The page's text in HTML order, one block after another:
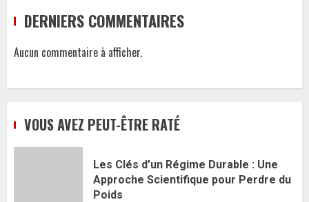
DERNIERS COMMENTAIRES
Aucun commentaire à afficher.
VOUS AVEZ PEUT-ÊTRE RATÉ
Les Clés d’un Régime Durable : Une
Approche Scientifique pour Perdre du
Poids